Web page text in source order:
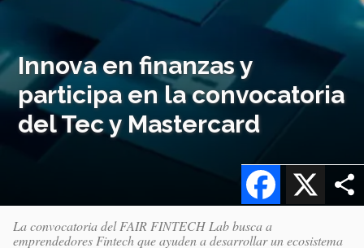
Innova en finanzas y
participa en la convocatoria
del Tec y Mastercard
X
Facebook
La convocatoria del FAIR FINTECH Lab busca a
emprendedores Fintech que ayuden a desarrollar un ecosistema